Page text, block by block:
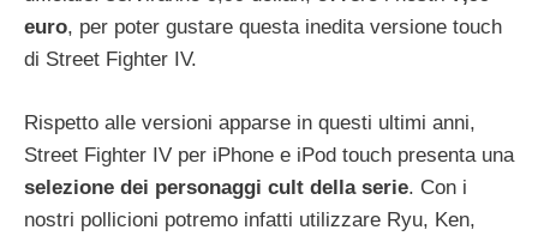
euro, per poter gustare questa inedita versione touch
di Street Fighter IV.
Rispetto alle versioni apparse in questi ultimi anni,
Street Fighter IV per iPhone e iPod touch presenta una
selezione dei personaggi cult della serie. Con i
nostri pollicioni potremo infatti utilizzare Ryu, Ken,